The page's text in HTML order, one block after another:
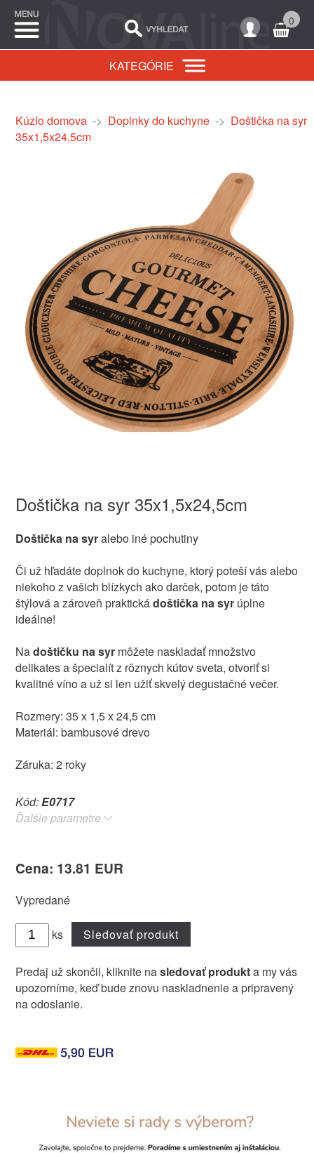
0
KATEGÓRIE
Kúzlo domova-> Doplnky do kuchyne-> Doštička na syr
35x1,5x24,5cm
Doštička na syr 35x1,5x24,5cm
Doštička na syralebo iné pochutiny
Či už hľadáte doplnok do kuchyne, ktorý poteší vás alebo
niekoho z vašich blízkych ako darček, potom je táto
štýlová a zároveň praktickádoštička na syrúplne
ideálne!
Nadoštičku na syrmôžete naskladať množstvo
delikates a špecialít z rôznych kútov sveta, otvoriť si
kvalitné víno a už si len užiť skvelý degustačné večer.
Rozmery: 35 x 1,5 x 24,5 cm
Materiál: bambusové drevo
Záruka: 2 roky
Kód: E0717
Ďalšie parametre
Cena: 13.81 EUR
Vypredané
ks Sledovať produkt
Predaj už skončil, kliknite nasledovať produkta my vás
upozorníme, keď bude znovu naskladnenie a pripravený
na odoslanie.